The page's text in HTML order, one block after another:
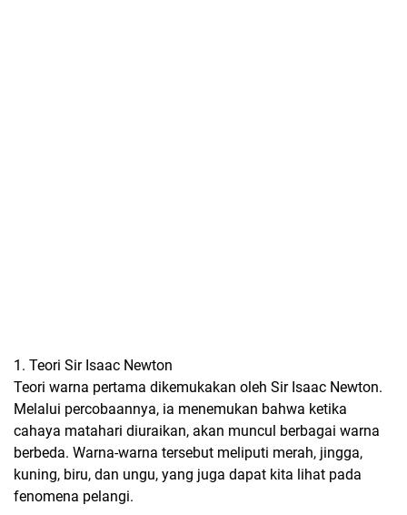
1. Teori Sir Isaac Newton
Teori warna pertama dikemukakan oleh Sir Isaac Newton.
Melalui percobaannya, ia menemukan bahwa ketika
cahaya matahari diuraikan, akan muncul berbagai warna
berbeda. Warna-warna tersebut meliputi merah, jingga,
kuning, biru, dan ungu, yang juga dapat kita lihat pada
fenomena pelangi.